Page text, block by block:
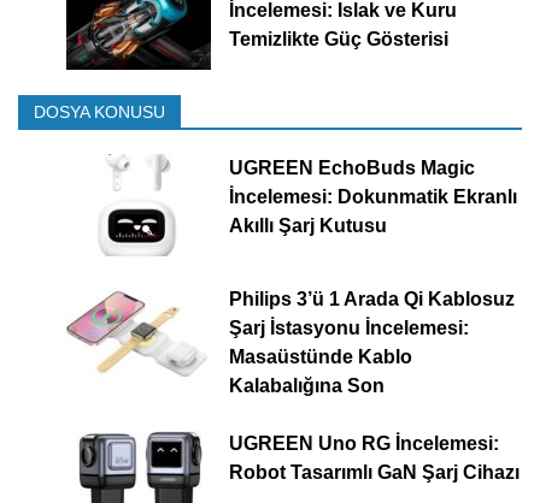
İncelemesi: Islak ve Kuru
Temizlikte Güç Gösterisi
DOSYA KONUSU
UGREEN EchoBuds Magic
İncelemesi: Dokunmatik Ekranlı
Akıllı Şarj Kutusu
Philips 3’ü 1 Arada Qi Kablosuz
Şarj İstasyonu İncelemesi:
Masaüstünde Kablo
Kalabalığına Son
UGREEN Uno RG İncelemesi:
Robot Tasarımlı GaN Şarj Cihazı